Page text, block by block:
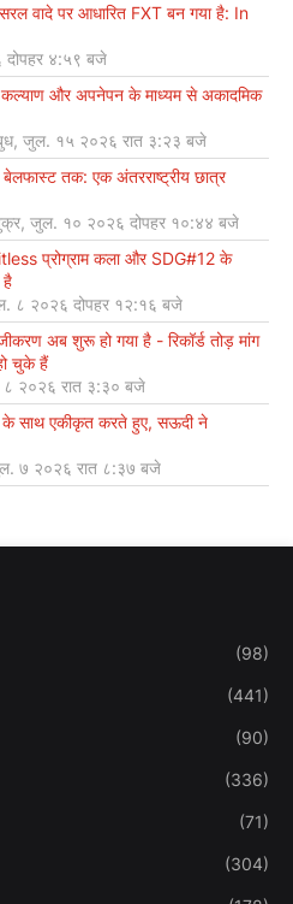
वादे पर आधारित FXT बन गया है: In
४:५९ बजे
और अपनेपन के माध्यम से अकादमिक
बुध, जुल. १५ २०२६ रात ३:२३ बजे
तक: एक अंतरराष्ट्रीय छात्र
जुल. १० २०२६ दोपहर १०:४४ बजे
प्रोग्राम कला और SDG#12 के
है
८ २०२६ दोपहर १२:१६ बजे
अब शुरू हो गया है - रिकॉर्ड तोड़ मांग
चुके हैं
८ २०२६ रात ३:३० बजे
के साथ एकीकृत करते हुए, सऊदी ने
७ २०२६ रात ८:३७ बजे
(98)
(441)
(90)
(336)
(71)
(304)